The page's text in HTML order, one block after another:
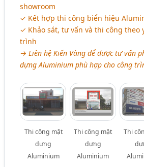
showroom
✓ Kết hợp thi công biển hiệu
✓ Khảo sát, tư vấn và thi công theo
trình
→ Liên hệ Kiến Vàng để được tư vấn
dựng Aluminium phù hợp cho công
Thi công mặt
dựng
Aluminium
Thi công mặt
dựng
Aluminium
Thi